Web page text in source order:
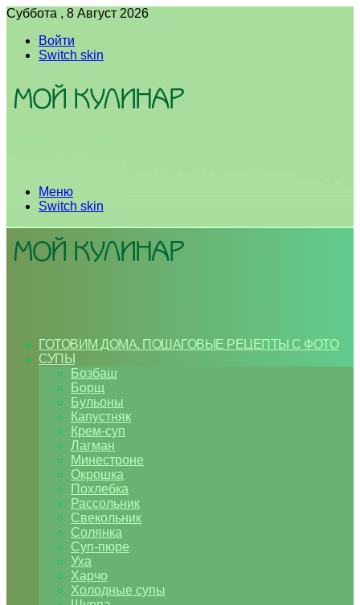
Суббота , 8 Август 2026
Войти
Switch skin
Меню
Switch skin
ГОТОВИМ ДОМА. ПОШАГОВЫЕ РЕЦЕПТЫ С ФОТО
СУПЫ
Бозбаш
Борщ
Бульоны
Капустняк
Крем-суп
Лагман
Минестроне
Окрошка
Похлебка
Рассольник
Свекольник
Солянка
Суп-пюре
Уха
Харчо
Холодные супы